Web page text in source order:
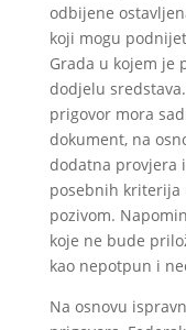
odbijene
koji mogu
Grada u kojem je
dodjelu
prigovor mora
dokument, na
dodatna provjera
posebnih
pozivom.
koje ne bude
kao nepotpun i
Na osnovu